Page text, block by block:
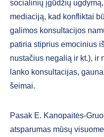
socialinių įgūdžių
mediaciją, kad konfliktai
galimos konsultacijos
patiria stiprius emoci­nius
nusta­čius negalią ir kt.), ir
lanko konsultacijas,
šeimai.
Pasak E. Kanopaitės-
atsparumas mūsų